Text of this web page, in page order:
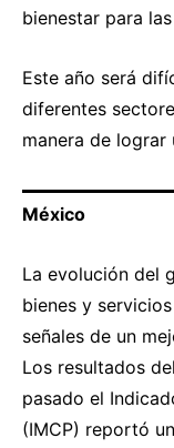
bienestar para
Este año será
diferentes
manera de
México
La evolución del
bienes y
señales de un
Los resultados
pasado el
(IMCP) reportó